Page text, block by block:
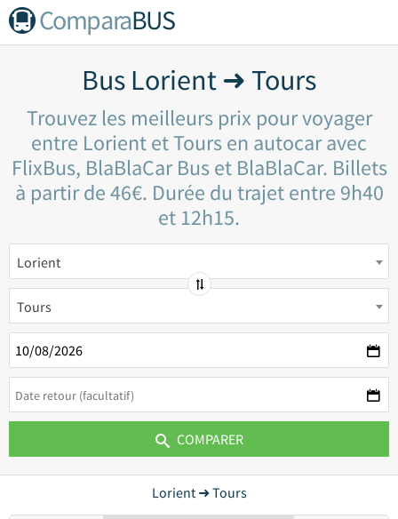
ComparaBUS
Bus Lorient ➜ Tours
Trouvez les meilleurs prix pour voyager
entre Lorient et Tours en autocar avec
FlixBus, BlaBlaCar Bus et BlaBlaCar. Billets
à partir de 46€. Durée du trajet entre 9h40
et 12h15.
Lorient
Tours
COMPARER
Lorient ➜ Tours